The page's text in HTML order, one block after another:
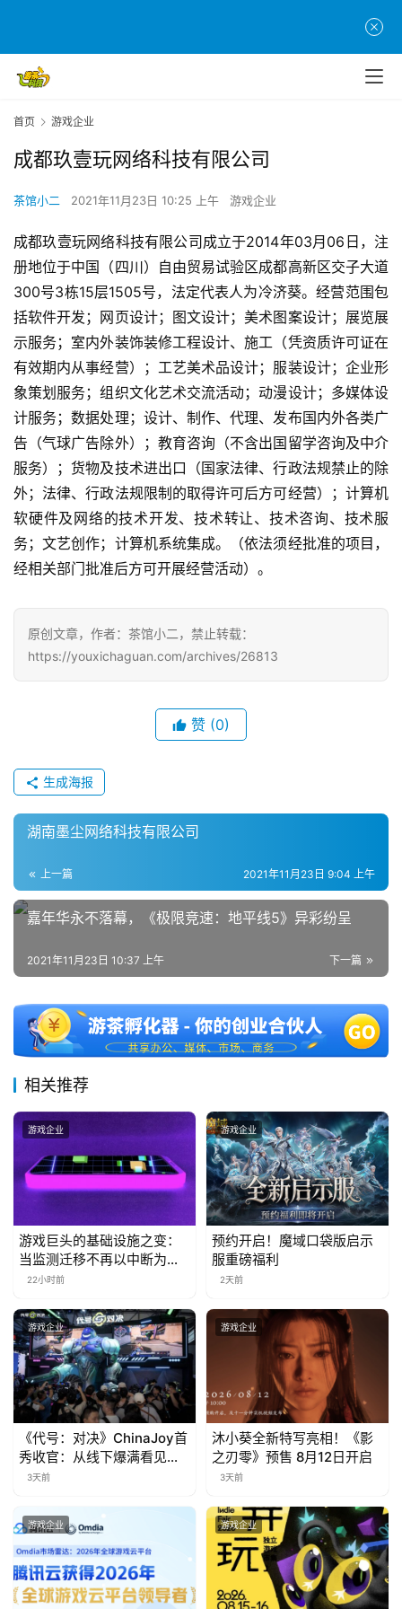
首
页
茶
原
游
戏
业
界
手
机
游
戏
单
机
第
十
三
金
茶
奖
7
月
0
游
茶
对
接
会
上
海
站
中
文
(
首页 游戏企业
成都玖壹玩网络科技有限公司
茶馆小二 2021年11月23日 10:25 上午 游戏企业
成都玖壹玩网络科技有限公司成立于2014年03月06日，注
册地位于中国（四川）自由贸易试验区成都高新区交子大道
300号3栋15层1505号，法定代表人为冷济葵。经营范围包
括软件开发；网页设计；图文设计；美术图案设计；展览展
示服务；室内外装饰装修工程设计、施工（凭资质许可证在
有效期内从事经营）；工艺美术品设计；服装设计；企业形
象策划服务；组织文化艺术交流活动；动漫设计；多媒体设
计服务；数据处理；设计、制作、代理、发布国内外各类广
告（气球广告除外）；教育咨询（不含出国留学咨询及中介
服务）；货物及技术进出口（国家法律、行政法规禁止的除
外；法律、行政法规限制的取得许可后方可经营）；计算机
软硬件及网络的技术开发、技术转让、技术咨询、技术服
务；文艺创作；计算机系统集成。（依法须经批准的项目，
经相关部门批准后方可开展经营活动）。
原创文章，作者：茶馆小二，禁止转载：
https://youxichaguan.com/archives/26813
赞 (0)
生成海报
湖南墨尘网络科技有限公司
上一篇 2021年11月23日 9:04 上午
嘉年华永不落幕，《极限竞速：地平线5》异彩纷呈
下一篇
2021年11月23日 10:37 上午
相关推荐
游戏企业
游戏巨头的基础设施之变：
当监测迁移不再以中断为代
价22小时前
游戏企业
预约开启！魔域口袋版启示
服重磅福利
2天前
游戏企业
《代号：对决》ChinaJoy首
秀收官：从线下爆满看见玩
家的真实期待
3天前
游戏企业
沐小葵全新特写亮相！《影
之刃零》预售 8月12日开启
3天前
游戏企业 游戏企业